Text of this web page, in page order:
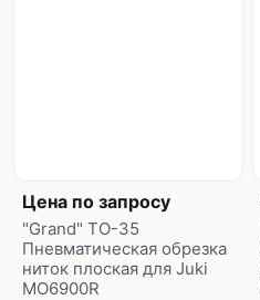
Цена по запросу
"Grand" TO-35
Пневматическая обрезка
ниток плоская для Juki
MO6900R